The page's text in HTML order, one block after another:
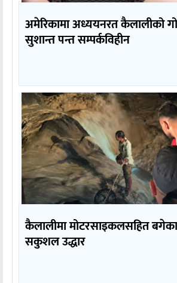
अमेरिकामा अध्ययनरत कैलालीको
सुशान्त पन्त सम्पर्कविहीन
कैलालीमा मोटरसाइकलसहित
सकुशल उद्धार